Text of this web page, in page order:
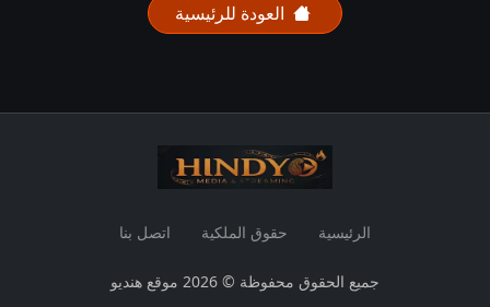
العودة للرئيسية
الرئيسية حقوق الملكية اتصل بنا
جميع الحقوق محفوظة © 2026 موقع هنديو